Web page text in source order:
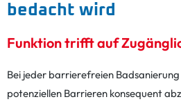
bedacht wird
Funktion trifft auf
Bei jeder barrierefreien
potenziellen Barrieren konsequent